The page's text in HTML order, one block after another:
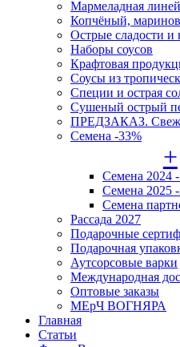
Мармеладная
Копчёный,
Острые сладости и
Наборы соусов
Крафтовая
Cоусы из
Специи и острая
Сушеный острый
ПРЕДЗАКАЗ.
Семена -33%
+
Семена 2024
Семена 2025
Семена
Рассада 2027
Подарочные
Подарочная
Аутсорсовые варки
Международная
Оптовые заказы
МЕрЧ ВОГНЯРА
Главная
Статьи